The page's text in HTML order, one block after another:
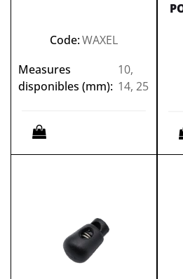
Code:WAXEL
Measures
disponibles (mm):
10,
14, 25
Quantità